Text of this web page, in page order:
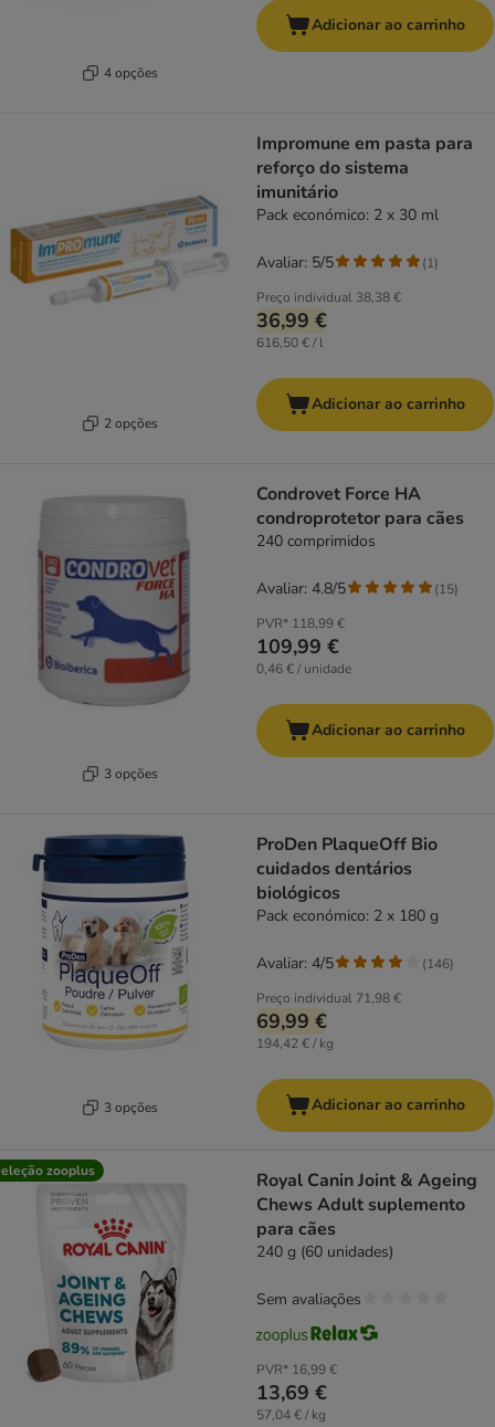
4 opções
Adicionar ao carrinho
2 opções
Impromune em pasta para
reforço do sistema
imunitário
Pack económico: 2 x 30 ml
Preço individual 38,38 €
36,99 €
616,50 € / l
Avaliar: 5/5 (1)
Adicionar ao carrinho
3 opções
Condrovet Force HA
condroprotetor para cães
240 comprimidos
PVR* 118,99 €
109,99 €
0,46 € / unidade
Avaliar: 4.8/5 (15)
Adicionar ao carrinho
3 opções
ProDen PlaqueOff Bio
cuidados dentários
biológicos
Pack económico: 2 x 180 g
Preço individual 71,98 €
69,99 €
194,42 € / kg
Avaliar: 4/5 (146)
Adicionar ao carrinho
zooplus
Royal Canin Joint & Ageing
Chews Adult suplemento
para cães
240 g (60 unidades)
PVR* 16,99 €
13,69 €
57,04 € / kg
Sem avaliações